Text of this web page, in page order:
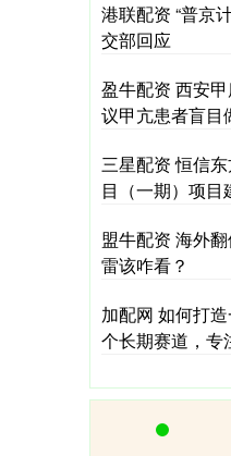
港联配资 “普京
交部回应
盈牛配资 西安
议甲亢患者盲目
三星配资 恒信
目（一期）项目
盟牛配资 海外
雷该咋看？
加配网 如何打
个长期赛道，专